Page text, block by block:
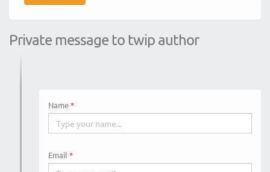
Private message to twip author
Name
Email